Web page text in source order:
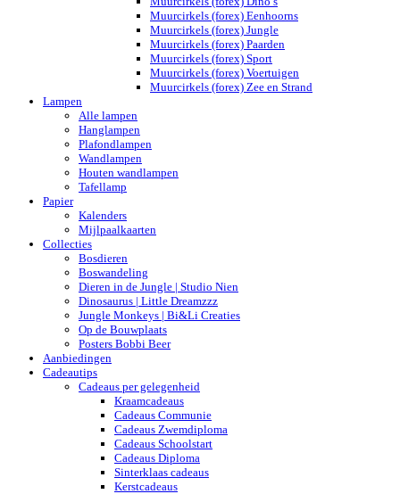
Muurcirkels (forex) Eenhoorns
Muurcirkels (forex) Jungle
Muurcirkels (forex) Paarden
Muurcirkels (forex) Sport
Muurcirkels (forex) Voertuigen
Muurcirkels (forex) Zee en Strand
Lampen
Alle lampen
Hanglampen
Plafondlampen
Wandlampen
Houten wandlampen
Tafellamp
Papier
Kalenders
Mijlpaalkaarten
Collecties
Bosdieren
Boswandeling
Dieren in de Jungle | Studio Nien
Dinosaurus | Little Dreamzzz
Jungle Monkeys | Bi&Li Creaties
Op de Bouwplaats
Posters Bobbi Beer
Aanbiedingen
Cadeautips
Cadeaus per gelegenheid
Kraamcadeaus
Cadeaus Communie
Cadeaus Zwemdiploma
Cadeaus Schoolstart
Cadeaus Diploma
Sinterklaas cadeaus
Kerstcadeaus